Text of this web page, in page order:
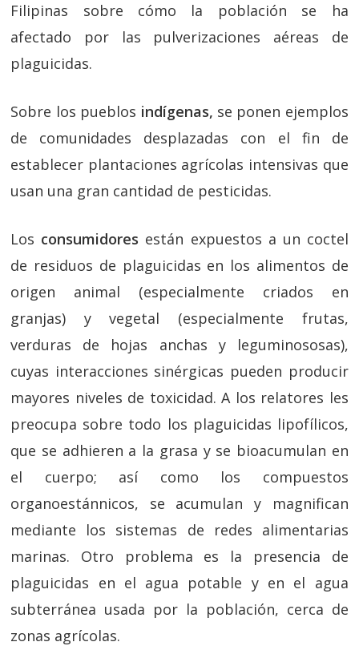
Filipinas sobre cómo la población se ha
afectado por las pulverizaciones aéreas de
plaguicidas.
Sobre los pueblos indígenas, se ponen ejemplos
de comunidades desplazadas con el fin de
establecer plantaciones agrícolas intensivas que
usan una gran cantidad de pesticidas.
Los consumidores están expuestos a un coctel
de residuos de plaguicidas en los alimentos de
origen animal (especialmente criados en
granjas) y vegetal (especialmente frutas,
verduras de hojas anchas y leguminososas),
cuyas interacciones sinérgicas pueden producir
mayores niveles de toxicidad. A los relatores les
preocupa sobre todo los plaguicidas lipofílicos,
que se adhieren a la grasa y se bioacumulan en
el cuerpo; así como los compuestos
organoestánnicos, se acumulan y magnifican
mediante los sistemas de redes alimentarias
marinas. Otro problema es la presencia de
plaguicidas en el agua potable y en el agua
subterránea usada por la población, cerca de
zonas agrícolas.